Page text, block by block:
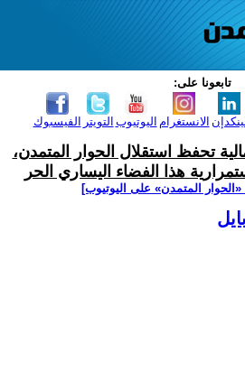
تابعونا على:
الفيسبوك التويتر اليوتيوب الانستغرام
تحفظ استقلال الحوار المتمدن،
هذا الفضاء اليساري الحر
المتمدن» على اليوتيوب]